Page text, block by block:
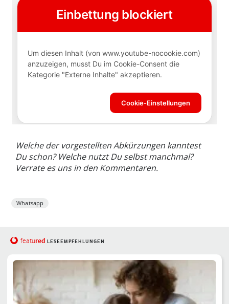
Welche der vorgestellten Abkürzungen kanntest
Du schon? Welche nutzt Du selbst manchmal?
Verrate es uns in den Kommentaren.
Whatsapp
featured LESEEMPFEHLUNGEN